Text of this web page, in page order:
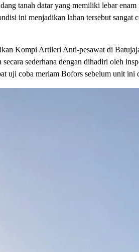
tanah datar yang memiliki lebar
ini menjadikan lahan tersebut
Kompi Artileri Anti-pesawat di
sederhana dengan dihadiri oleh
uji coba meriam Bofors sebelum unit ini